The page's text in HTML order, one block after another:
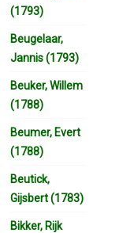
(1793)
Beugelaar,
Jannis (1793)
Beuker, Willem
(1788)
Beumer, Evert
(1788)
Beutick,
Gijsbert (1783)
Bikker, Rijk